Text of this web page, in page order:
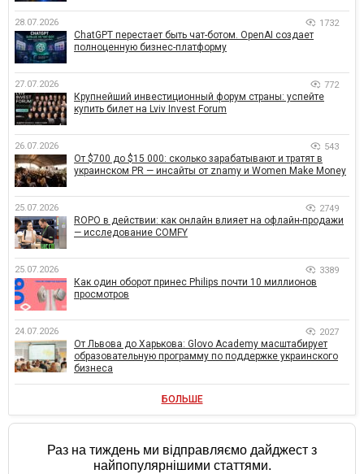
28.07.2026 1732
ChatGPT перестает быть чат-ботом. OpenAI создает
полноценную бизнес-платформу
27.07.2026 772
Крупнейший инвестиционный форум страны: успейте
купить билет на Lviv Invest Forum
26.07.2026 543
От $700 до $15 000: сколько зарабатывают и тратят в
украинском PR — инсайты от znamy и Women Make Money
25.07.2026 2749
ROPO в действии: как онлайн влияет на офлайн-продажи
— исследование COMFY
25.07.2026 3389
Как один оборот принес Philips почти 10 миллионов
просмотров
24.07.2026 2027
От Львова до Харькова: Glovo Academy масштабирует
образовательную программу по поддержке украинского
бизнеса
БОЛЬШЕ
Раз на тиждень ми відправляємо дайджест з
найпопулярнішими статтями.